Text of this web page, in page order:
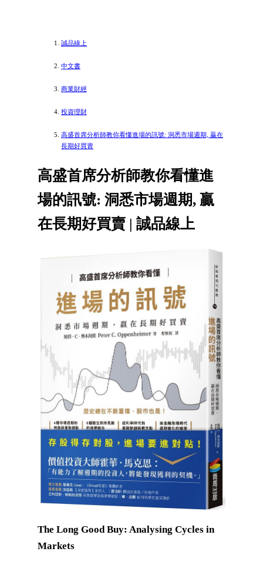
誠品線上
中文書
商業財經
投資理財
高盛首席分析師教你看懂進場的訊號: 洞悉市場週期, 贏在
長期好買賣
高盛首席分析師教你看懂進
場的訊號: 洞悉市場週期, 贏
在長期好買賣 | 誠品線上
The Long Good Buy: Analysing Cycles in
Markets